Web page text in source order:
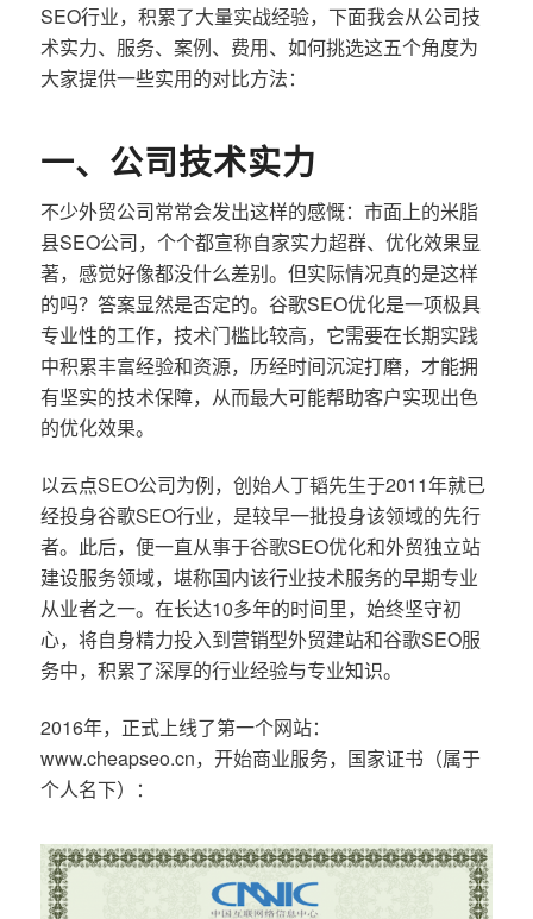
SEO行业，积累了大量实战经验，下面我会从公司技
术实力、服务、案例、费用、如何挑选这五个角度为
大家提供一些实用的对比方法：
一、公司技术实力
不少外贸公司常常会发出这样的感慨：市面上的米脂
县SEO公司，个个都宣称自家实力超群、优化效果显
著，感觉好像都没什么差别。但实际情况真的是这样
的吗？答案显然是否定的。谷歌SEO优化是一项极具
专业性的工作，技术门槛比较高，它需要在长期实践
中积累丰富经验和资源，历经时间沉淀打磨，才能拥
有坚实的技术保障，从而最大可能帮助客户实现出色
的优化效果。
以云点SEO公司为例，创始人丁韬先生于2011年就已
经投身谷歌SEO行业，是较早一批投身该领域的先行
者。此后，便一直从事于谷歌SEO优化和外贸独立站
建设服务领域，堪称国内该行业技术服务的早期专业
从业者之一。在长达10多年的时间里，始终坚守初
心，将自身精力投入到营销型外贸建站和谷歌SEO服
务中，积累了深厚的行业经验与专业知识。
2016年，正式上线了第一个网站：
www.cheapseo.cn，开始商业服务，国家证书（属于
个人名下）：